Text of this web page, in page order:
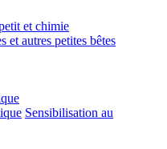
et chimie
et autres petites bêtes
Sensibilisation au